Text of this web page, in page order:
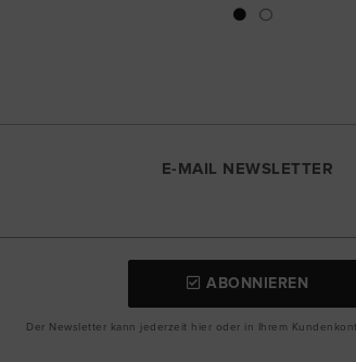
E-MAIL NEWSLETTER
ABONNIEREN
Der Newsletter kann jederzeit hier oder in Ihrem